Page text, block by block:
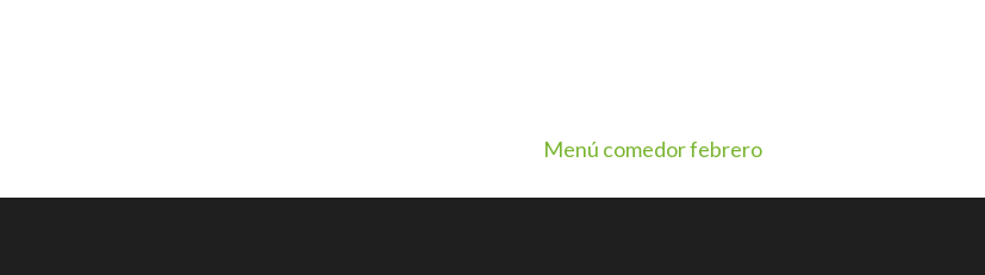
Menú comedor febrero